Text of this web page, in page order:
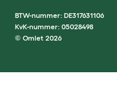
BTW-nummer: DE317631106
KvK-nummer: 05028498
© Omlet 2026